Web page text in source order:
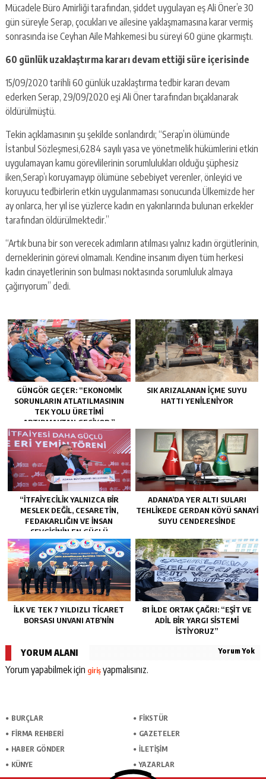
Mücadele Büro Amirliği tarafından, şiddet uygulayan eş Ali Öner’e 30
gün süreyle Serap, çocukları ve ailesine yaklaşmamasına karar vermiş
sonrasında ise Ceyhan Aile Mahkemesi bu süreyi 60 güne çıkarmıştı.
60 günlük uzaklaştırma kararı devam ettiği süre içerisinde
15/09/2020 tarihli 60 günlük uzaklaştırma tedbir kararı devam
ederken Serap, 29/09/2020 eşi Ali Öner tarafından bıçaklanarak
öldürülmüştü.
Tekin açıklamasının şu şekilde sonlandırdı; “Serap’ın ölümünde
İstanbul Sözleşmesi,6284 sayılı yasa ve yönetmelik hükümlerini etkin
uygulamayan kamu görevlilerinin sorumlulukları olduğu şüphesiz
iken,Serap’ı koruyamayıp ölümüne sebebiyet verenler, önleyici ve
koruyucu tedbirlerin etkin uygulanmaması sonucunda Ülkemizde her
ay onlarca, her yıl ise yüzlerce kadın en yakınlarında bulunan erkekler
tarafından öldürülmektedir.”
“Artık buna bir son verecek adımların atılması yalnız kadın örgütlerinin,
derneklerinin görevi olmamalı. Kendine insanım diyen tüm herkesi
kadın cinayetlerinin son bulması noktasında sorumluluk almaya
çağırıyorum” dedi.
GÜNGÖR GEÇER: “EKONOMIK
SORUNLARIN ATLATILMASININ
TEK YOLU ÜRETIMI
ARTIRMAKTAN GEÇIYOR.”
SIK ARIZALANAN IÇME SUYU
HATTI YENILENIYOR
“İTFAIYECILIK YALNIZCA BIR
MESLEK DEĞIL, CESARETIN,
FEDAKARLIĞIN VE INSAN
SEVGISININ EN GÜÇLÜ
TEMSILIDIR.”
ADANA’DA YER ALTI SULARI
TEHLİKEDE GERDAN KÖYÜ SANAYİ
SUYU CENDERESİNDE
İLK VE TEK 7 YILDIZLI TİCARET
BORSASI UNVANI ATB’NİN
81 İLDE ORTAK ÇAĞRI: “EŞİT VE
ADİL BİR YARGI SİSTEMİ
İSTİYORUZ”
YORUM ALANI Yorum Yok
Yorum yapabilmek için girişyapmalısınız.
BURÇLAR
FİKSTÜR
FİRMA REHBERİ
GAZETELER
HABER GÖNDER
İLETİŞİM
KÜNYE
YAZARLAR